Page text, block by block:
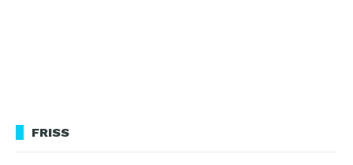
FRISS